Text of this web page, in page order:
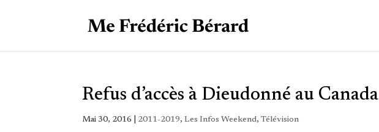
Refus d’accès à Dieudonné au Canada
Mai 30, 2016 2011-2019,Les Infos Weekend,Télévision